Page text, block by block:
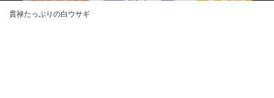
貫禄たっぷりの白ウサギ